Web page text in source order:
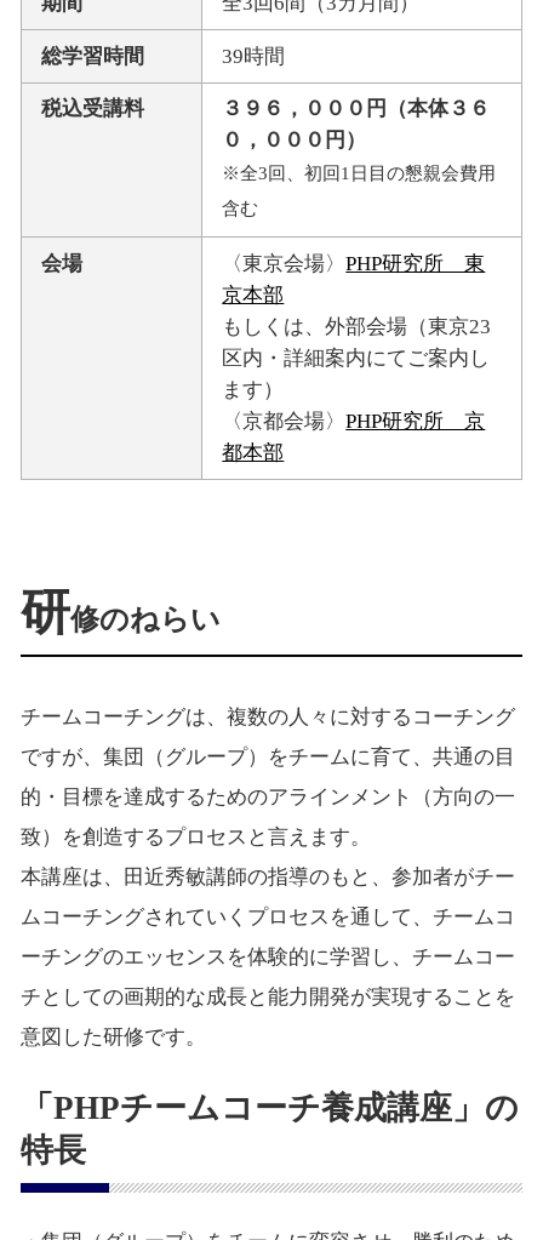
総学習時間 39時間
税込受講料
３９６，０００円（本体３６
０，０００円）
※全3回、初回1日目の懇親会費用
含む
会場 〈東京会場〉PHP研究所 東
京本部
もしくは、外部会場（東京23
区内・詳細案内にてご案内し
ます）
〈京都会場〉PHP研究所 京
都本部
研修のねらい
チームコーチングは、複数の人々に対するコーチング
ですが、集団（グループ）をチームに育て、共通の目
的・目標を達成するためのアラインメント（方向の一
致）を創造するプロセスと言えます。
本講座は、田近秀敏講師の指導のもと、参加者がチー
ムコーチングされていくプロセスを通して、チームコ
ーチングのエッセンスを体験的に学習し、チームコー
チとしての画期的な成長と能力開発が実現することを
意図した研修です。
「PHPチームコーチ養成講座」の
特長